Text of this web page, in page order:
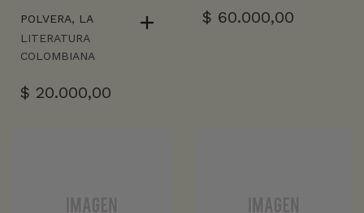
POLVERA, LA
LITERATURA
COLOMBIANA
$ 20.000,00
$ 60.000,00